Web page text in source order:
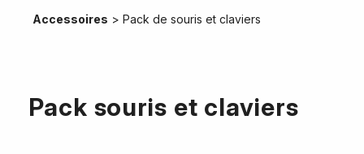
Accessoires > Pack de souris et claviers
Pack souris et claviers